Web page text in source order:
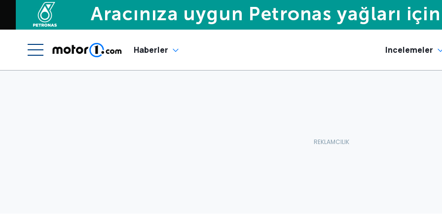
Haberler Incelemeler